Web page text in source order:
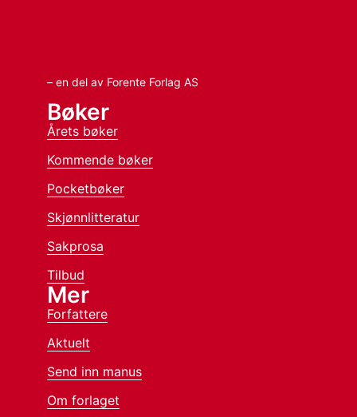
– en del av Forente Forlag AS
Bøker
Årets bøker
Kommende bøker
Pocketbøker
Skjønnlitteratur
Sakprosa
Tilbud
Mer
Forfattere
Aktuelt
Send inn manus
Om forlaget